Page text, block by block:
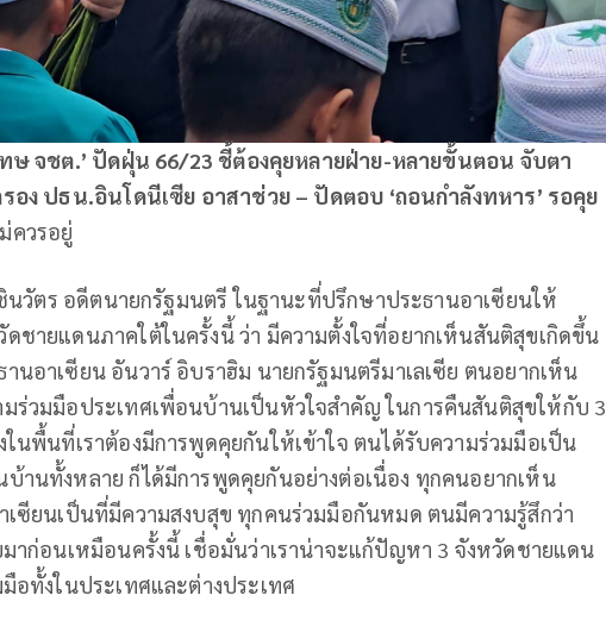
ษ จชต.’ ปัดฝุ่น 66/23 ชี้ต้องคุยหลายฝ่าย-หลายขั้นตอน จับตา
อง ปธน.อินโดนีเซีย อาสาช่วย – ปัดตอบ ‘ถอนกำลังทหาร’ รอคุย
ควรอยู่
วัตร อดีตนายกรัฐมนตรี ในฐานะที่ปรึกษาประธานอาเซียนให้
ชายแดนภาคใต้ในครั้งนี้ ว่า มีความตั้งใจที่อยากเห็นสันติสุขเกิดขึ้น
นอาเซียน อันวาร์ อิบราฮิม นายกรัฐมนตรีมาเลเซีย ตนอยากเห็น
ร่วมมือประเทศเพื่อนบ้านเป็นหัวใจสำคัญ ในการคืนสันติสุขให้กับ 3
นพื้นที่เราต้องมีการพูดคุยกันให้เข้าใจ ตนได้รับความร่วมมือเป็น
บ้านทั้งหลาย ก็ได้มีการพูดคุยกันอย่างต่อเนื่อง ทุกคนอยากเห็น
เซียนเป็นที่มีความสงบสุข ทุกคนร่วมมือกันหมด ตนมีความรู้สึกว่า
มาก่อนเหมือนครั้งนี้ เชื่อมั่นว่าเราน่าจะแก้ปัญหา 3 จังหวัดชายแดน
อทั้งในประเทศและต่างประเทศ